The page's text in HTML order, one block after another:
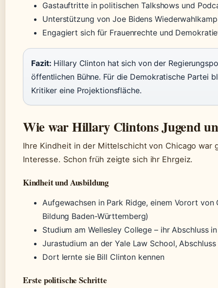
Gastauftritte in politischen Talkshows und
Unterstützung von Joe Bidens
Engagiert sich für Frauenrechte und
Fazit: Hillary Clinton hat sich von der
öffentlichen Bühne. Für die Demokratische Partei
Kritiker eine Projektionsfläche.
Wie war Hillary Clintons Jugend
Ihre Kindheit in der Mittelschicht von Chicago war
Interesse. Schon früh zeigte sich ihr Ehrgeiz.
Kindheit und Ausbildung
Aufgewachsen in Park Ridge, einem Vorort
Bildung Baden-Württemberg)
Studium am Wellesley College – ihr Abschluss
Jurastudium an der Yale Law School, Abschluss
Dort lernte sie Bill Clinton kennen
Erste politische Schritte